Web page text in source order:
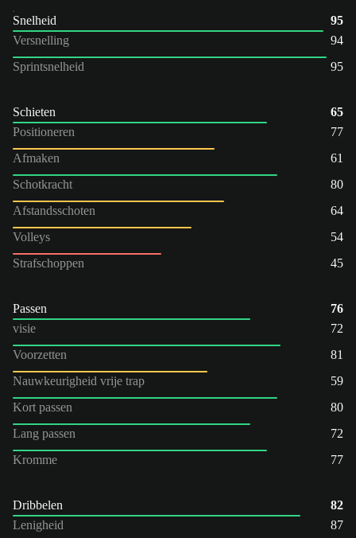
Snelheid
95
Versnelling
94
Sprintsnelheid
95
Schieten
65
Positioneren
77
Afmaken
61
Schotkracht
80
Afstandsschoten
64
Volleys
54
Strafschoppen
45
Passen
76
visie
72
Voorzetten
81
Nauwkeurigheid vrije trap
59
Kort passen
80
Lang passen
72
Kromme
77
Dribbelen
82
Lenigheid
87